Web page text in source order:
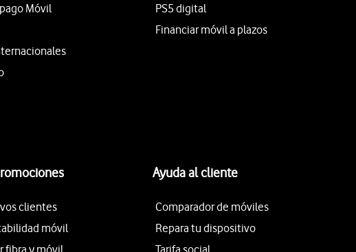
Móvil
PS5 digital
Financiar móvil a plazos
clientes
móvil
fibra y móvil
Ayuda al cliente
Comparador de móviles
Repara tu dispositivo
Tarifa social